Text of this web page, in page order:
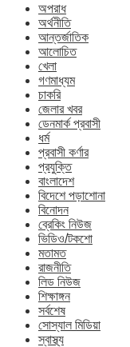
অপরাধ
অর্থনীতি
আন্তর্জাতিক
আলোচিত
খেলা
গণমাধ্যম
চাকরি
জেলার খবর
ডেনমার্ক প্রবাসী
ধর্ম
প্রবাসী কর্ণার
প্রযুক্তি
বাংলাদেশ
বিদেশে পড়াশোনা
বিনোদন
ব্রেকিং নিউজ
ভিডিও/টকশো
মতামত
রাজনীতি
লিড নিউজ
শিক্ষাঙ্গন
সর্বশেষ
সোস্যাল মিডিয়া
স্বাস্থ্য